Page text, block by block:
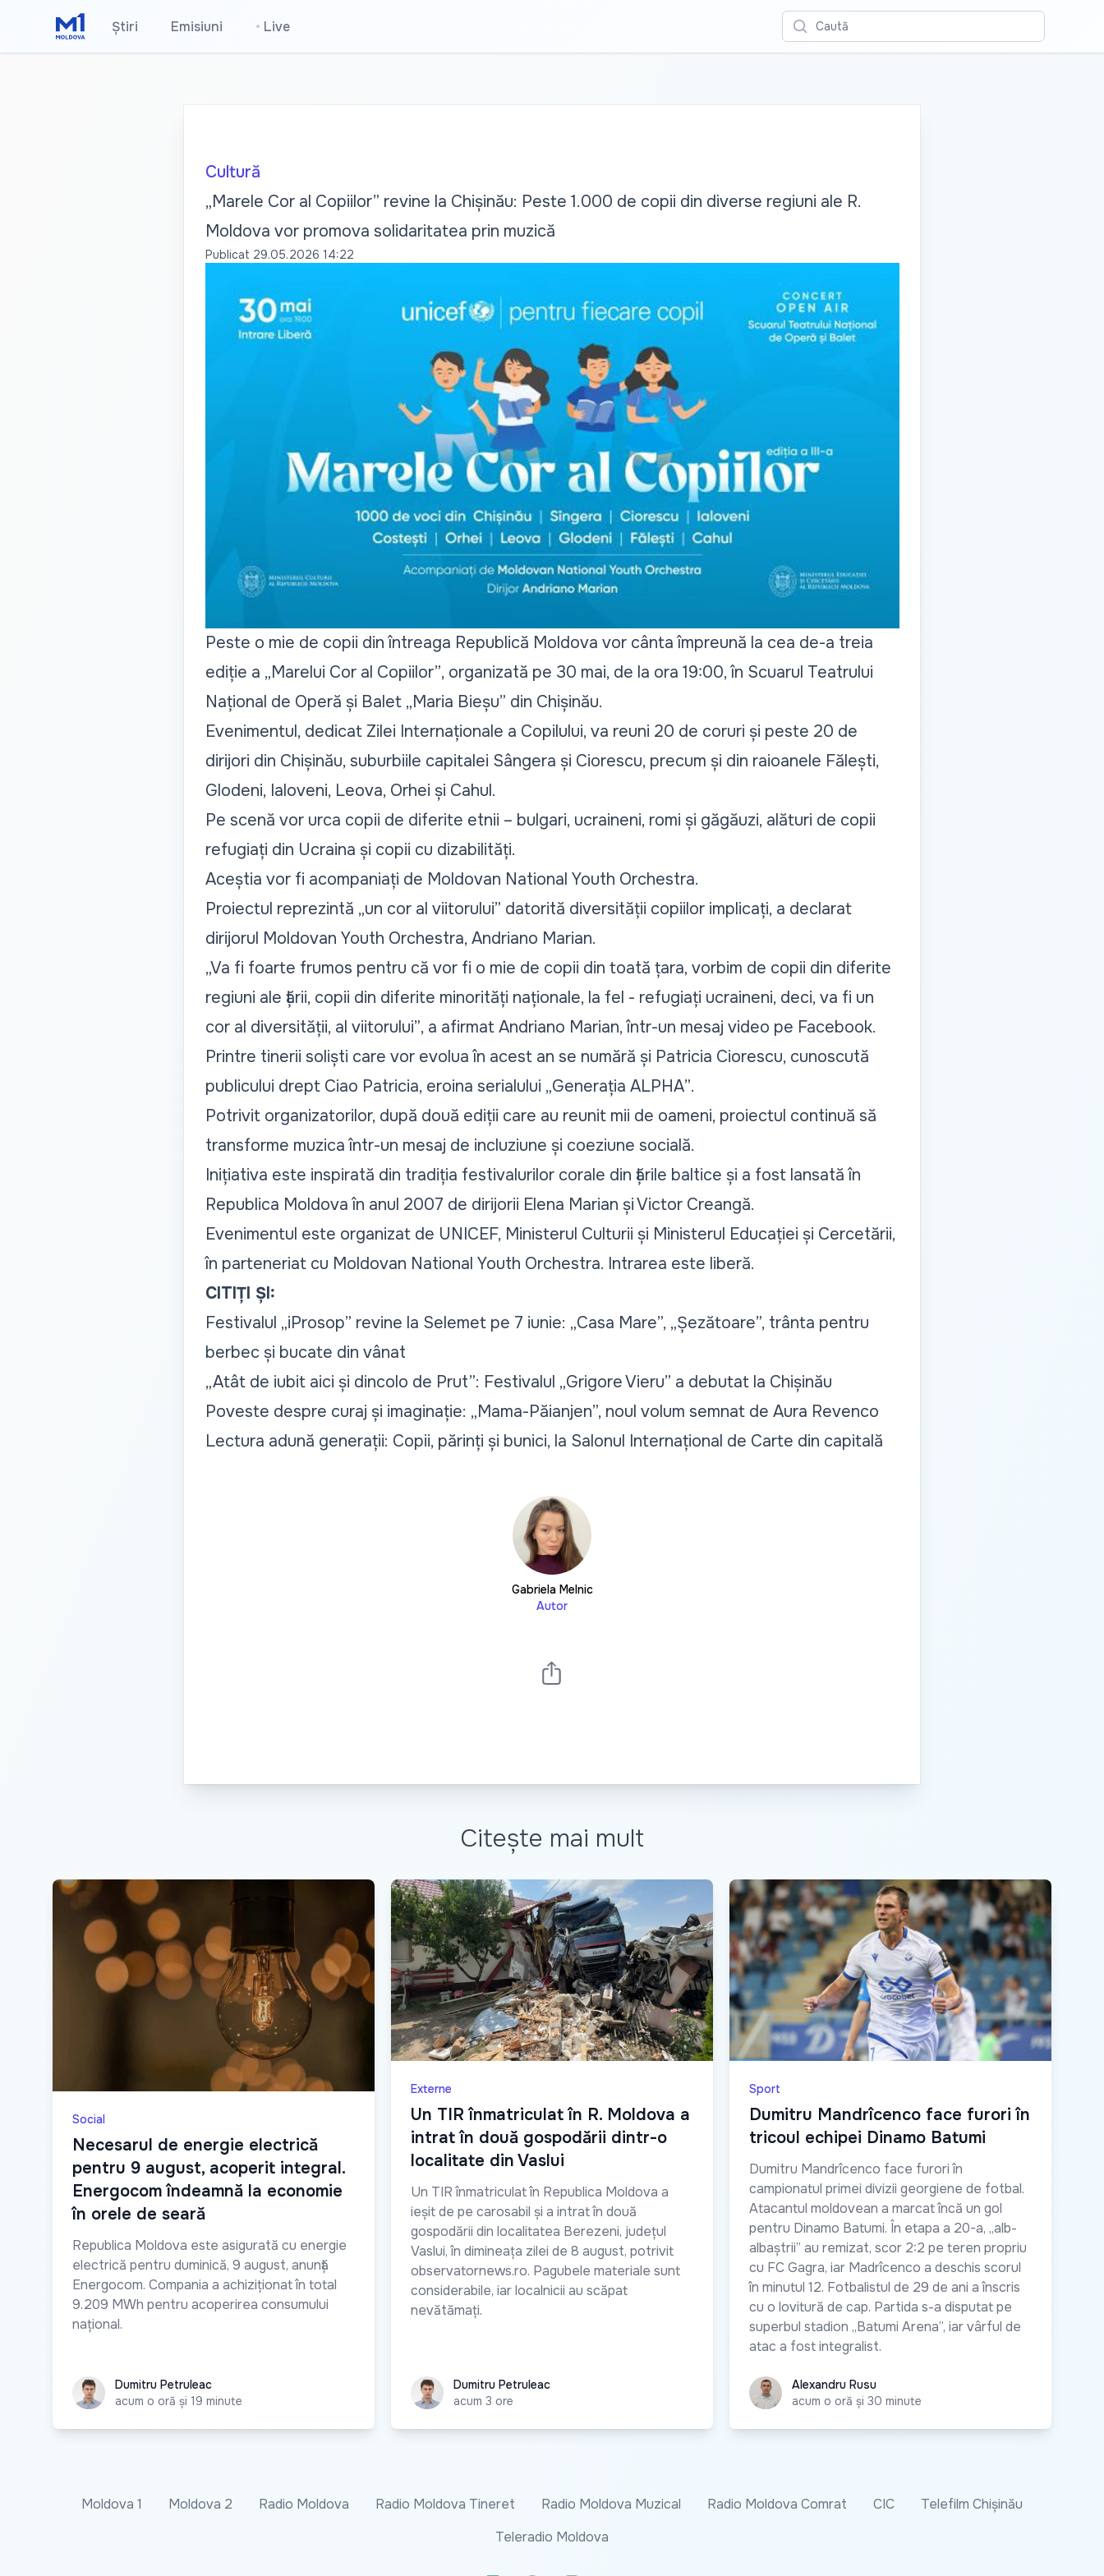
Știri Emisiuni • Live Caută
Cultură
„Marele Cor al Copiilor” revine la Chișinău: Peste 1.000 de copii din diverse regiuni ale R.
Moldova vor promova solidaritatea prin muzică
Publicat 29.05.2026 14:22
Peste o mie de copii din întreaga Republică Moldova vor cânta împreună la cea de-a treia
ediție a „Marelui Cor al Copiilor”, organizată pe 30 mai, de la ora 19:00, în Scuarul Teatrului
Național de Operă și Balet „Maria Bieșu” din Chișinău.
Evenimentul, dedicat Zilei Internaționale a Copilului, va reuni 20 de coruri și peste 20 de
dirijori din Chișinău, suburbiile capitalei Sângera și Ciorescu, precum și din raioanele Fălești,
Glodeni, Ialoveni, Leova, Orhei și Cahul.
Pe scenă vor urca copii de diferite etnii – bulgari, ucraineni, romi și găgăuzi, alături de copii
refugiați din Ucraina și copii cu dizabilități.
Aceștia vor fi acompaniați de Moldovan National Youth Orchestra.
Proiectul reprezintă „un cor al viitorului” datorită diversității copiilor implicați, a declarat
dirijorul Moldovan Youth Orchestra, Andriano Marian.
„Va fi foarte frumos pentru că vor fi o mie de copii din toată țara, vorbim de copii din diferite
regiuni ale țării, copii din diferite minorități naționale, la fel - refugiați ucraineni, deci, va fi un
cor al diversității, al viitorului”, a afirmat Andriano Marian, într-un mesaj video pe Facebook.
Printre tinerii soliști care vor evolua în acest an se numără și Patricia Ciorescu, cunoscută
publicului drept Ciao Patricia, eroina serialului „Generația ALPHA”.
Potrivit organizatorilor, după două ediții care au reunit mii de oameni, proiectul continuă să
transforme muzica într-un mesaj de incluziune și coeziune socială.
Inițiativa este inspirată din tradiția festivalurilor corale din țările baltice și a fost lansată în
Republica Moldova în anul 2007 de dirijorii Elena Marian și Victor Creangă.
Evenimentul este organizat de UNICEF, Ministerul Culturii și Ministerul Educației și Cercetării,
în parteneriat cu Moldovan National Youth Orchestra. Intrarea este liberă.
CITIȚI ȘI:
Festivalul „iProsop” revine la Selemet pe 7 iunie: „Casa Mare”, „Șezătoare”, trânta pentru
berbec și bucate din vânat
„Atât de iubit aici și dincolo de Prut”: Festivalul „Grigore Vieru” a debutat la Chișinău
Poveste despre curaj și imaginație: „Mama-Păianjen”, noul volum semnat de Aura Revenco
Lectura adună generații: Copii, părinți și bunici, la Salonul Internațional de Carte din capitală
Gabriela Melnic
Autor
Citește mai mult
Social
Necesarul de energie electrică
pentru 9 august, acoperit integral.
Energocom îndeamnă la economie
în orele de seară
Republica Moldova este asigurată cu energie
electrică pentru duminică, 9 august, anunță
Energocom. Compania a achiziționat în total
9.209 MWh pentru acoperirea consumului
național.
Dumitru Petruleac
Dumitru Petruleac
acum o oră și 19 minute
Externe
Un TIR înmatriculat în R. Moldova a
intrat în două gospodării dintr-o
localitate din Vaslui
Un TIR înmatriculat în Republica Moldova a
ieșit de pe carosabil și a intrat în două
gospodării din localitatea Berezeni, județul
Vaslui, în dimineața zilei de 8 august, potrivit
observatornews.ro. Pagubele materiale sunt
considerabile, iar localnicii au scăpat
nevătămați.
Dumitru Petruleac
Dumitru Petruleac
acum 3 ore
Sport
Dumitru Mandrîcenco face furori în
tricoul echipei Dinamo Batumi
Dumitru Mandrîcenco face furori în
campionatul primei divizii georgiene de fotbal.
Atacantul moldovean a marcat încă un gol
pentru Dinamo Batumi. În etapa a 20-a, „alb-
albaștrii” au remizat, scor 2:2 pe teren propriu
cu FC Gagra, iar Madrîcenco a deschis scorul
în minutul 12. Fotbalistul de 29 de ani a înscris
cu o lovitură de cap. Partida s-a disputat pe
superbul stadion „Batumi Arena”, iar vârful de
atac a fost integralist.
Alexandru Rusu
Alexandru Rusu
acum o oră și 30 minute
Moldova 1 Moldova 2 Radio Moldova Radio Moldova Tineret Radio Moldova Muzical Radio Moldova Comrat CIC
Telefilm Chișinău
Teleradio Moldova